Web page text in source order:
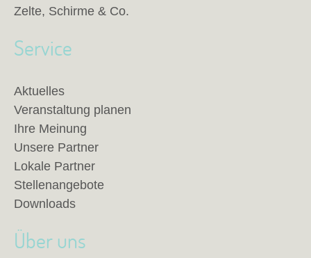
Zelte, Schirme & Co.
Service
Aktuelles
Veranstaltung planen
Ihre Meinung
Unsere Partner
Lokale Partner
Stellenangebote
Downloads
Über uns